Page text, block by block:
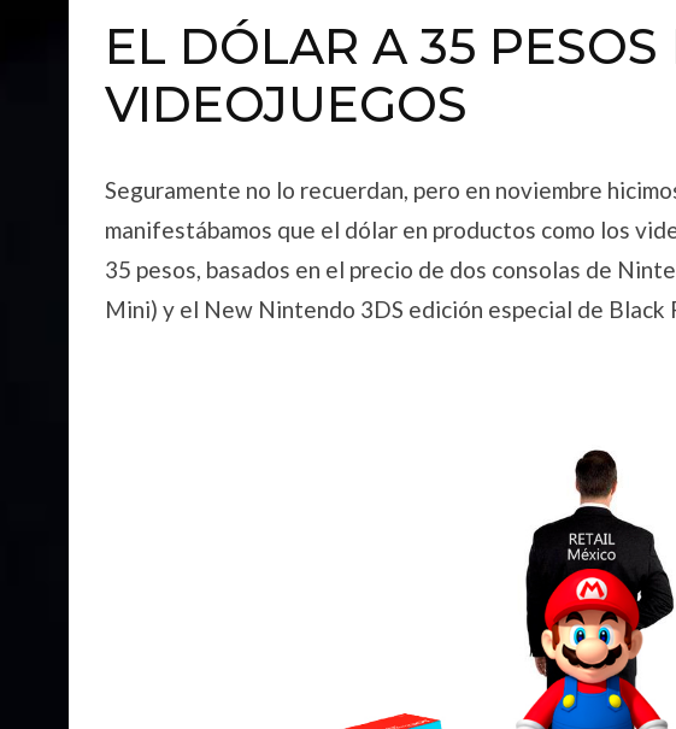
EL DÓLAR A 35 PESOS
VIDEOJUEGOS
Seguramente no lo recuerdan, pero en noviembre
manifestábamos que el dólar en productos como los
35 pesos, basados en el precio de dos consolas de
Mini) y el New Nintendo 3DS edición especial de Black